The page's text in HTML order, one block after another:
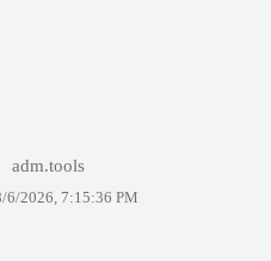
adm.tools
6/2026, 7:15:36 PM